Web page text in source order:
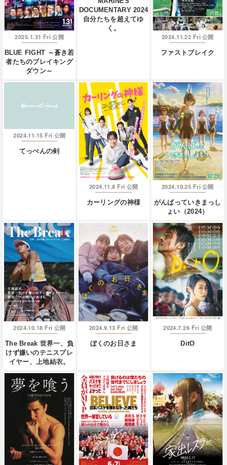
2025.1.31 Fri 公開
BLUE FIGHT ～蒼き若
者たちのブレイキング
ダウン～
DOCUMENTARY 2024
自分たちを超えてゆ
く。
2024.11.22 Fri 公開
ファストブレイク
2024.11.15 Fri 公開
てっぺんの剣
2024.11.8 Fri 公開
カーリングの神様
2024.10.25 Fri 公開
がんばっていきまっし
ょい（2024）
2024.10.18 Fri 公開
The Break 世界一、負
けず嫌いのテニスプレ
イヤー、上地結衣。
2024.9.13 Fri 公開
ぼくのお日さま
2024.7.26 Fri 公開
DitO